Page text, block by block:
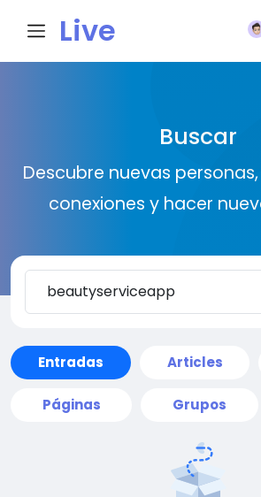
Live
n
Buscar
Descubre nuevas
conexiones y hacer
Entradas Articles
Páginas Grupos